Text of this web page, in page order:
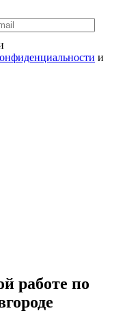
и
работе по